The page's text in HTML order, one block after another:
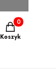
Produkty w
Koszyk